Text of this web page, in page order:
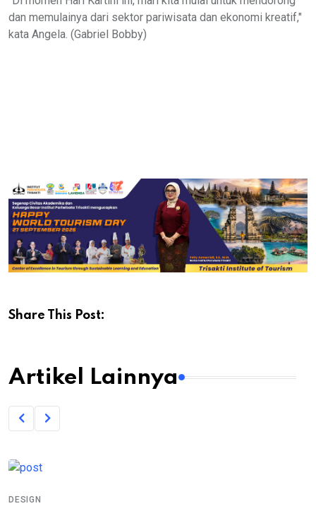
dan memulainya dari sektor pariwisata dan ekonomi kreatif,"
kata Angela. (Gabriel Bobby)
Share This Post:
Artikel Lainnya
DESIGN